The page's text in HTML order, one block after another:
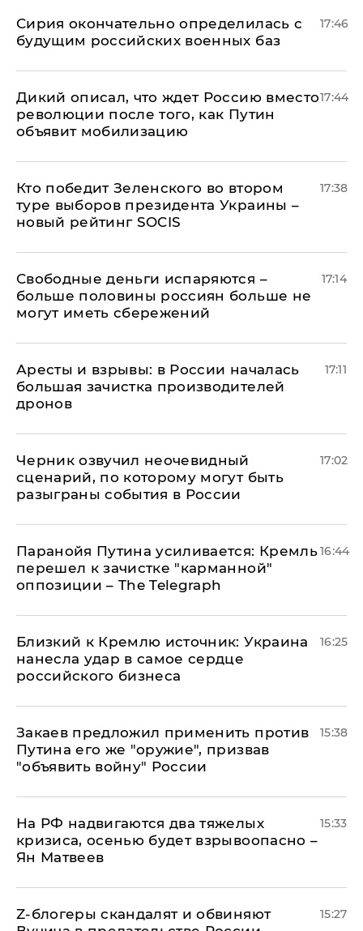
Сирия окончательно определилась с
будущим российских военных баз
17:46
Дикий описал, что ждет Россию вместо
революции после того, как Путин
объявит мобилизацию
17:44
Кто победит Зеленского во втором
туре выборов президента Украины –
новый рейтинг SOCIS
17:38
Свободные деньги испаряются –
больше половины россиян больше не
могут иметь сбережений
17:14
Аресты и взрывы: в России началась
большая зачистка производителей
дронов
17:11
Черник озвучил неочевидный
сценарий, по которому могут быть
разыграны события в России
17:02
Паранойя Путина усиливается: Кремль
перешел к зачистке "карманной"
оппозиции – The Telegraph
16:44
Близкий к Кремлю источник: Украина
нанесла удар в самое сердце
российского бизнеса
16:25
Закаев предложил применить против
Путина его же "оружие", призвав
"объявить войну" России
15:38
На РФ надвигаются два тяжелых
кризиса, осенью будет взрывоопасно –
Ян Матвеев
15:33
Z-блогеры скандалят и обвиняют
15:27